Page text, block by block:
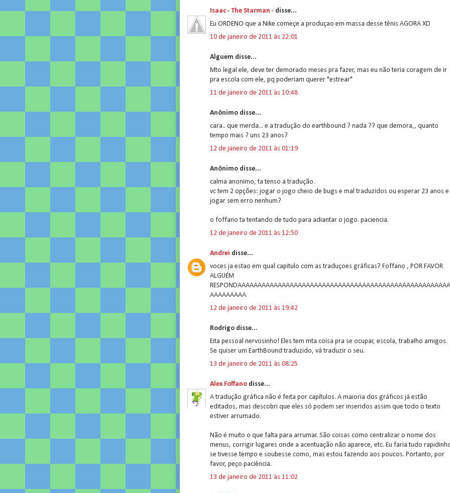
Isaac - The Starman - disse...
Eu ORDENO que a Nike começe a produçao em massa desse tênis AGORA XD
10 de janeiro de 2011 às 22:01
Alguem disse...
Mto legal ele, deve ter demorado meses pra fazer, mas eu não teria coragem de ir
pra escola com ele, pq poderiam querer "estrear"
11 de janeiro de 2011 às 10:48
Anônimo disse...
cara.. que merda... e a tradução do earthbound ? nada ?? que demora,, quanto
tempo mais ? uns 23 anos?
12 de janeiro de 2011 às 01:19
Anônimo disse...
calma anonimo, ta tenso a tradução.
vc tem 2 opções: jogar o jogo cheio de bugs e mal traduzidos ou esperar 23 anos e
jogar sem erro nenhum?
o foffano ta tentando de tudo para adiantar o jogo. paciencia.
12 de janeiro de 2011 às 12:50
Andrei disse...
voces ja estao em qual capitulo com as traduçoes gráficas? Foffano , POR FAVOR
ALGUÉM
AAAAAAAAA
12 de janeiro de 2011 às 19:42
Rodrigo disse...
Eita pessoal nervosinho! Eles tem mta coisa pra se ocupar, escola, trabalho amigos.
Se quiser um EarthBound traduzido, vá traduzir o seu.
13 de janeiro de 2011 às 08:25
Alex Foffano disse...
A tradução gráfica não é feita por capítulos. A maioria dos gráficos já estão
editados, mas descobri que eles só podem ser inseridos assim que todo o texto
estiver arrumado.
Não é muito o que falta para arrumar. São coisas como centralizar o nome dos
menus, corrigir lugares onde a acentuação não aparece, etc. Eu faria tudo
se tivesse tempo e soubesse como, mas estou fazendo aos poucos. Portanto, por
favor, peço paciência.
13 de janeiro de 2011 às 11:02